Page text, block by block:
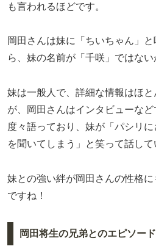
も言われるほどです。
岡田さんは妹に「ちいちゃん」
ら、妹の名前が「千咲」ではない
妹は一般人で、詳細な情報はほ
が、岡田さんはインタビューな
度々語っており、妹が「パシリ
を聞いてしまう」と笑って話して
妹との強い絆が岡田さんの性格
ですね！
岡田将生の兄弟とのエピソー